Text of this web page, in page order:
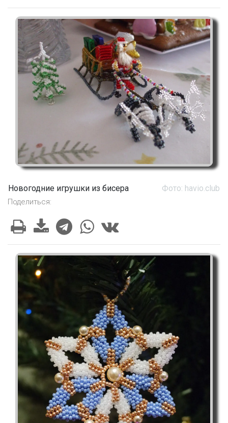
Новогодние игрушки из бисера Фото: havio.club
Поделиться: